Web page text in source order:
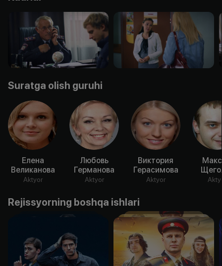
Suratga olish guruhi
Елена
Великанова
Aktyor
Любовь
Германова
Aktyor
Виктория
Герасимова
Aktyor
Rejissyorning boshqa ishlari